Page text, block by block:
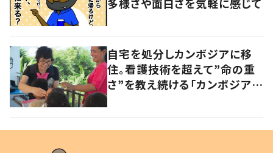
自宅を処分しカンボジアに移
住。看護技術を超えて”命の重
さ”を教え続ける「カンボジアを